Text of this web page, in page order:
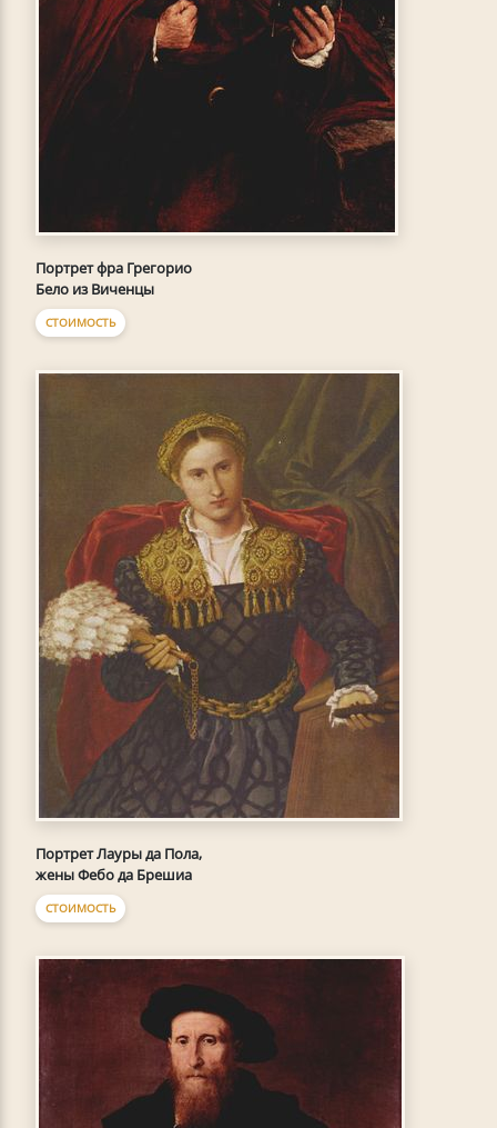
Портрет фра Грегорио
Бело из Виченцы
СТОИМОСТЬ
Портрет Лауры да Пола,
жены Фебо да Брешиа
СТОИМОСТЬ